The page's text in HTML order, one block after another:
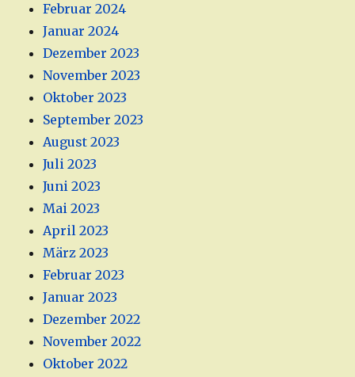
Februar 2024
Januar 2024
Dezember 2023
November 2023
Oktober 2023
September 2023
August 2023
Juli 2023
Juni 2023
Mai 2023
April 2023
März 2023
Februar 2023
Januar 2023
Dezember 2022
November 2022
Oktober 2022